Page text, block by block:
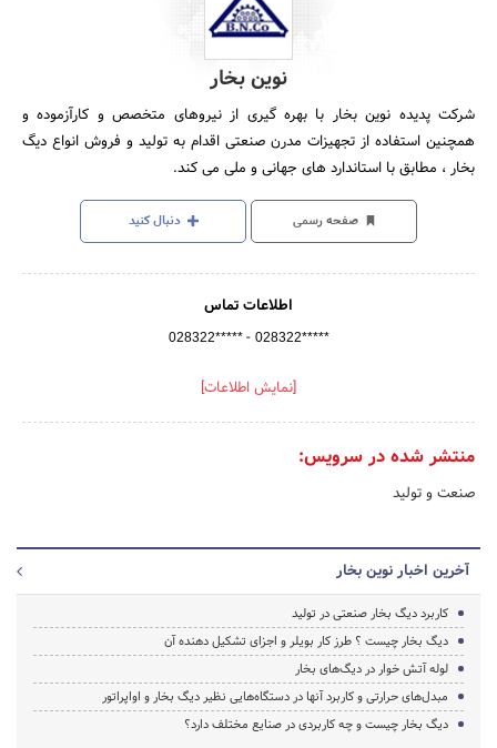
نوین بخار
شرکت پدیده نوین بخار با بهره گیری از نیروهای متخصص و کارآزموده و
همچنین استفاده از تجهیزات مدرن صنعتی اقدام به تولید و فروش انواع دیگ
بخار ، مطابق با استاندارد های جهانی و ملی می کند.
صفحه رسمی دنبال کنید
اطلاعات تماس
028322***** - 028322*****
[نمایش اطلاعات]
منتشر شده در سرویس:
صنعت و تولید
آخرین اخبار نوین بخار
کاربرد دیگ بخار صنعتی در تولید
دیگ بخار چیست ؟ طرز کار بویلر و اجزای تشکیل دهنده آن
لوله آتش خوار در دیگ‌های بخار
مبدل‌های حرارتی و کاربرد آنها در دستگاه‌هایی نظیر دیگ بخار و اواپراتور
دیگ بخار چیست و چه کاربردی در صنایع مختلف دارد؟